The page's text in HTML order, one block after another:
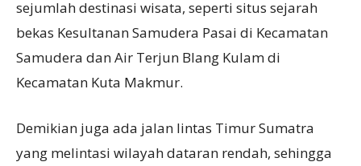
sejumlah destinasi wisata, seperti situs sejarah
bekas Kesultanan Samudera Pasai di Kecamatan
Samudera dan Air Terjun Blang Kulam di
Kecamatan Kuta Makmur.
Demikian juga ada jalan lintas Timur Sumatra
yang melintasi wilayah dataran rendah, sehingga